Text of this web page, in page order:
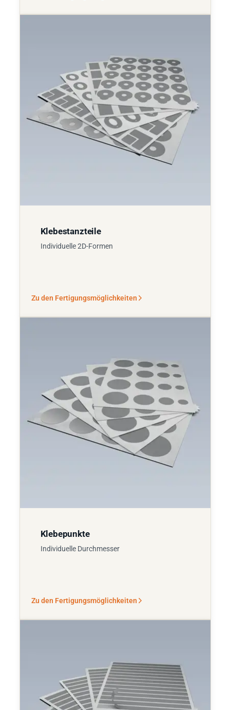
Klebestanzteile
Individuelle 2D-Formen
Zu den Fertigungsmöglichkeiten
Klebepunkte
Individuelle Durchmesser
Zu den Fertigungsmöglichkeiten